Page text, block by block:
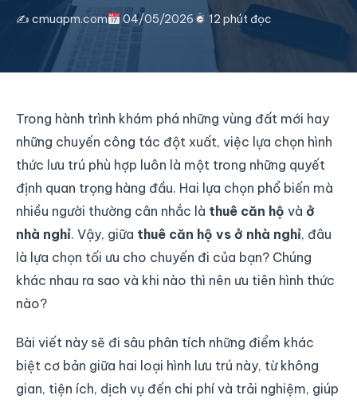
✍️ cmuapm.com 04/05/2026 12 phút đọc
Trong hành trình khám phá những vùng đất mới hay
những chuyến công tác đột xuất, việc lựa chọn hình
thức lưu trú phù hợp luôn là một trong những quyết
định quan trọng hàng đầu. Hai lựa chọn phổ biến mà
nhiều người thường cân nhắc là thuê căn hộ và ở
nhà nghỉ. Vậy, giữa thuê căn hộ vs ở nhà nghỉ, đâu
là lựa chọn tối ưu cho chuyến đi của bạn? Chúng
khác nhau ra sao và khi nào thì nên ưu tiên hình thức
nào?
Bài viết này sẽ đi sâu phân tích những điểm khác
biệt cơ bản giữa hai loại hình lưu trú này, từ không
gian, tiện ích, dịch vụ đến chi phí và trải nghiệm, giúp